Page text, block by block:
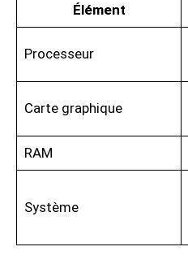
Élément
Processeur
Carte graphique
RAM
Système